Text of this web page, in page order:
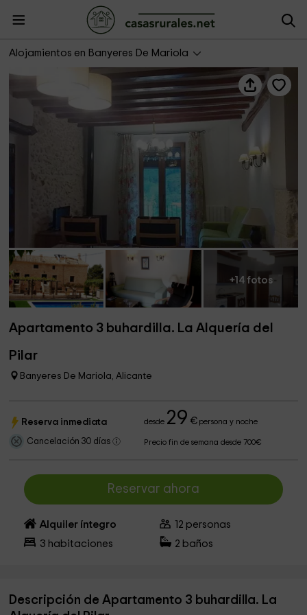
Alojamientos en Banyeres De Mariola
Apartamento 3 buhardilla. La Alquería del Pilar
+14 fotos
Apartamento 3 buhardilla. La Alquería del
Pilar
Banyeres De Mariola, Alicante
Reserva inmediata desde 29 €persona y noche
Cancelación 30 días Precio fin de semana desde 700€
Reservar ahora
Alquiler íntegro 12 personas
3 habitaciones 2 baños
Descripción de Apartamento 3 buhardilla. La